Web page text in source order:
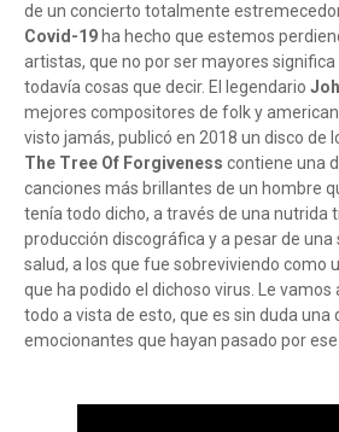
de un concierto totalmente
Covid-19 ha hecho que estemos
artistas, que no por ser mayores
todavía cosas que decir. El legendario
mejores compositores de folk y
visto jamás, publicó en 2018 un disco de
The Tree Of Forgiveness contiene una
canciones más brillantes de un hombre
tenía todo dicho, a través de una nutrida
producción discográfica y a pesar de
salud, a los que fue sobreviviendo como
que ha podido el dichoso virus. Le
todo a vista de esto, que es sin duda una
emocionantes que hayan pasado por